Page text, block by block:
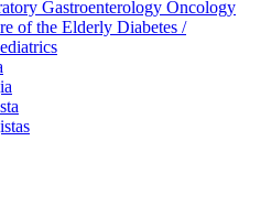
Gastroenterology Oncology
of the Elderly Diabetes /